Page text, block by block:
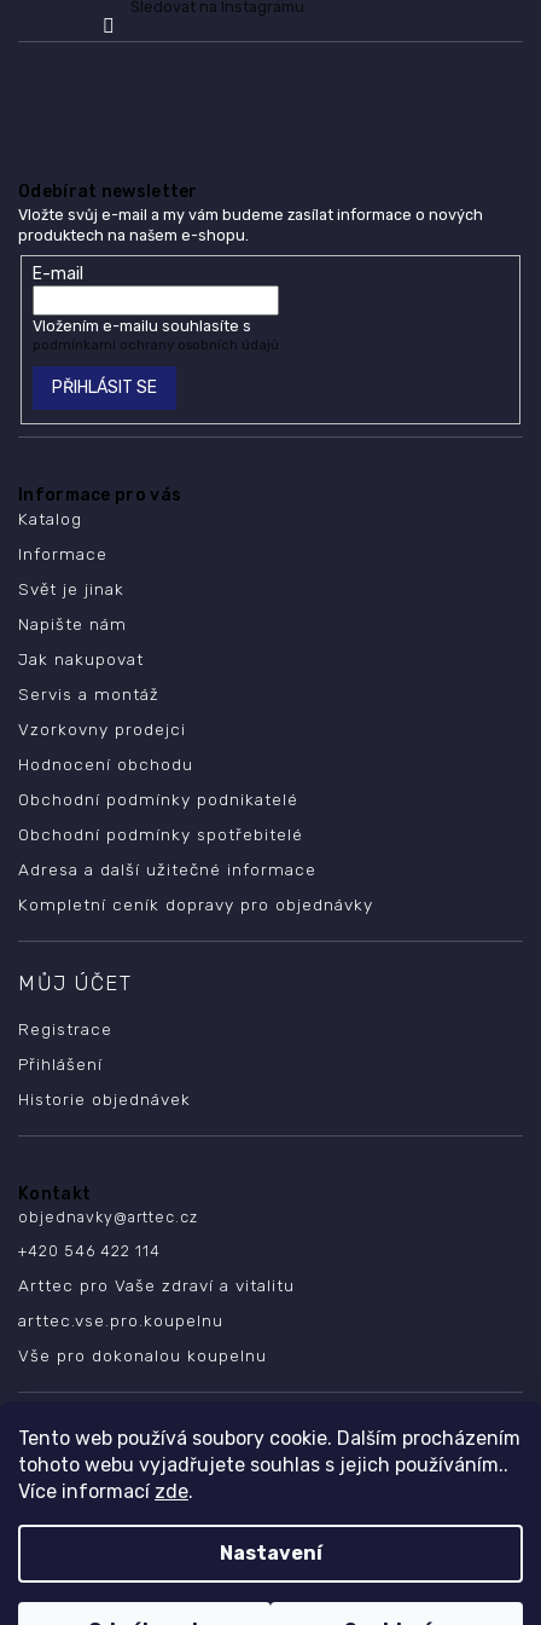
Tento web používá soubory cookie. Dalším procházením
tohoto webu vyjadřujete souhlas s jejich používáním..
Více informací zde.
Nastavení
u
Sledovat na Instagramu
Odebírat newsletter
Vložte svůj e-mail a my vám budeme zasílat informace o nových
produktech na našem e-shopu.
E-mail
Vložením e-mailu souhlasíte s
podmínkami ochrany osobních údajů
PŘIHLÁSIT SE
Informace pro vás
Katalog
Informace
Svět je jinak
Napište nám
Jak nakupovat
Servis a montáž
Vzorkovny prodejci
Hodnocení obchodu
Obchodní podmínky podnikatelé
Obchodní podmínky spotřebitelé
Adresa a další užitečné informace
Kompletní ceník dopravy pro objednávky
MŮJ ÚČET
Registrace
Přihlášení
Historie objednávek
Kontakt
objednavky@arttec.cz
+420 546 422 114
Arttec pro Vaše zdraví a vitalitu
arttec.vse.pro.koupelnu
Vše pro dokonalou koupelnu
SLEDUJTE NÁS
Copyright 2026ARTTEC s.r.o.. Všechna práva vyhrazena.